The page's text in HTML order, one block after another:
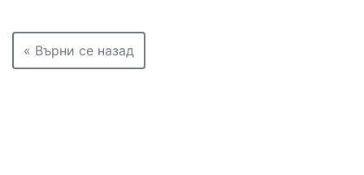
« Върни се назад